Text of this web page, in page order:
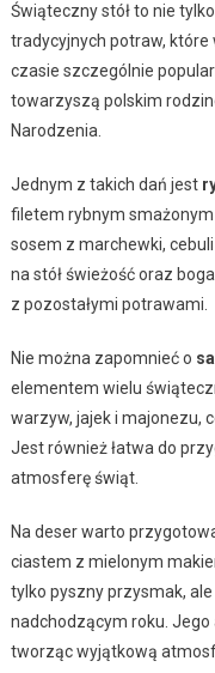
Świąteczny stół to nie
tradycyjnych potraw,
czasie szczególnie
towarzyszą polskim
Narodzenia.
Jednym z takich dań jest
filetem rybnym
sosem z marchewki,
na stół świeżość oraz
z pozostałymi potrawami.
Nie można zapomnieć o
elementem wielu
warzyw, jajek i majonezu,
Jest również łatwa do
atmosferę świąt.
Na deser warto
ciastem z mielonym
tylko pyszny przysmak,
nadchodzącym roku.
tworząc wyjątkową